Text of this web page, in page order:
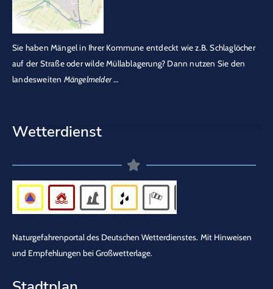
Sie haben Mängel in Ihrer Kommune entdeckt wie z.B. Schlaglöcher
auf der Straße oder wilde Müllablagerung? Dann nutzen Sie den
landesweiten Mängelmelder…
Wetterdienst
Naturgefahrenportal des Deutschen Wetterdienstes. Mit Hinweisen
und Empfehlungen bei Großwetterlage.